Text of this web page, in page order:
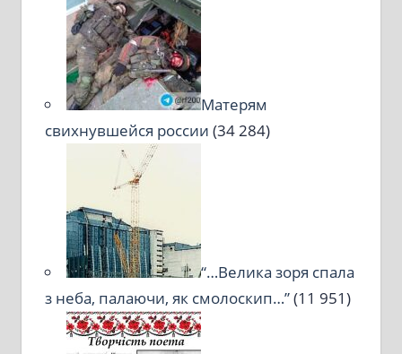
Матерям
свихнувшейся россии (34 284)
“…Велика зоря спала
з неба, палаючи, як смолоскип…”(11 951)